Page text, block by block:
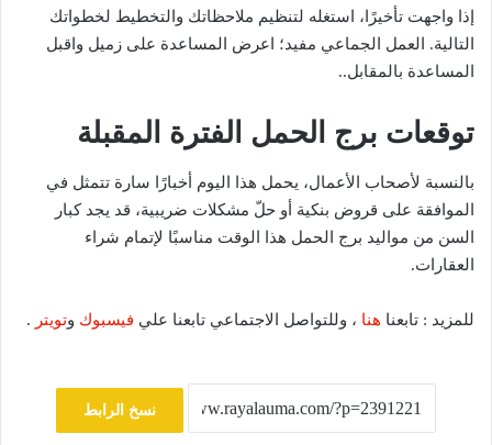
إذا واجهت تأخيرًا، استغله لتنظيم ملاحظاتك والتخطيط لخطواتك
التالية. العمل الجماعي مفيد؛ اعرض المساعدة على زميل واقبل
المساعدة بالمقابل..
توقعات برج الحمل الفترة المقبلة
بالنسبة لأصحاب الأعمال، يحمل هذا اليوم أخبارًا سارة تتمثل في
الموافقة على قروض بنكية أو حلّ مشكلات ضريبية، قد يجد كبار
السن من مواليد برج الحمل هذا الوقت مناسبًا لإتمام شراء
العقارات.
للمزيد : تابعنا هنا ، وللتواصل الاجتماعي تابعنا علي فيسبوك وتويتر .
نسخ الرابط